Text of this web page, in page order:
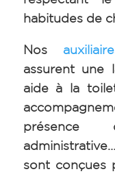
habitudes de
Nos
assurent une
aide à la
présence
sont conçues